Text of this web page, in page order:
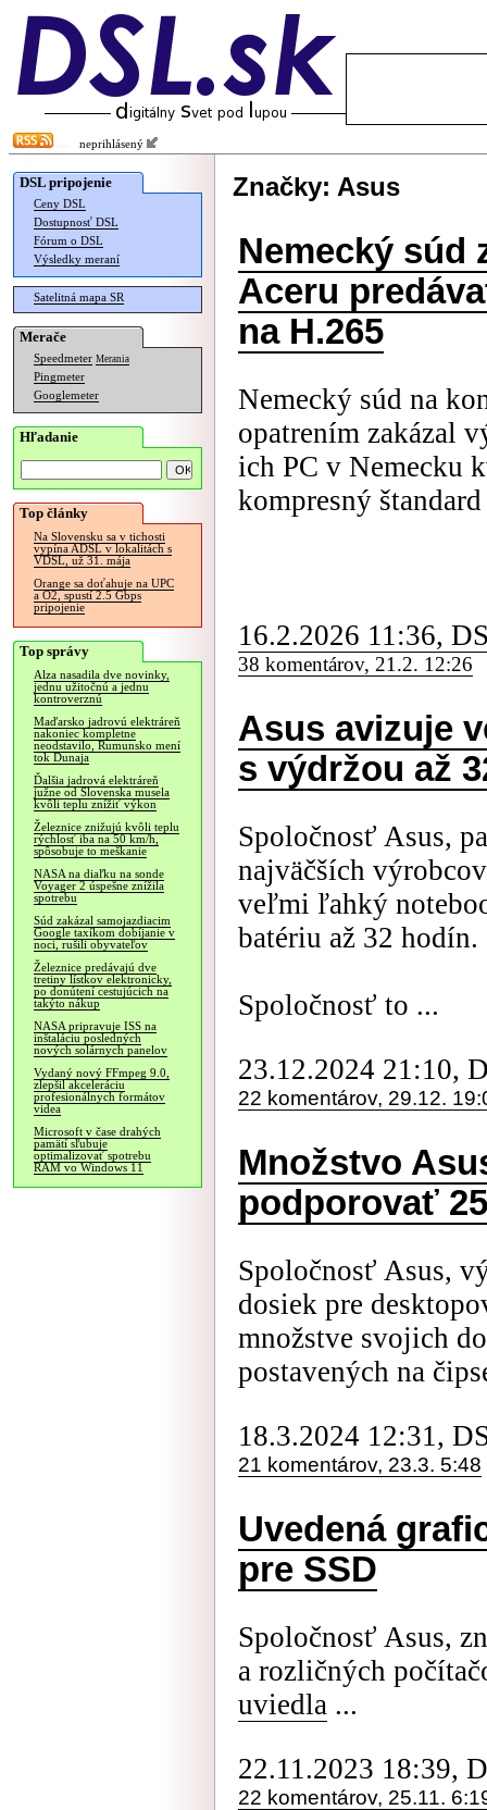
neprihlásený
DSL pripojenie
Ceny DSL
Dostupnosť DSL
Fórum o DSL
Výsledky meraní
Satelitná mapa SR
Merače
Speedmeter Merania
Pingmeter
Googlemeter
Hľadanie
Top články
Na Slovensku sa v tichosti
vypína ADSL v lokalitách s
VDSL, už 31. mája
Orange sa doťahuje na UPC
a O2, spustí 2.5 Gbps
pripojenie
Top správy
Alza nasadila dve novinky,
jednu užitočnú a jednu
kontroverznú
Maďarsko jadrovú elektráreň
nakoniec kompletne
neodstavilo, Rumunsko mení
tok Dunaja
Ďalšia jadrová elektráreň
južne od Slovenska musela
kvôli teplu znížiť výkon
Železnice znižujú kvôli teplu
rýchlosť iba na 50 km/h,
spôsobuje to meškanie
NASA na diaľku na sonde
Voyager 2 úspešne znížila
spotrebu
Súd zakázal samojazdiacim
Google taxíkom dobíjanie v
noci, rušili obyvateľov
Železnice predávajú dve
tretiny lístkov elektronicky,
po donútení cestujúcich na
takýto nákup
NASA pripravuje ISS na
inštaláciu posledných
nových solárnych panelov
Vydaný nový FFmpeg 9.0,
zlepšil akceleráciu
profesionálnych formátov
videa
Microsoft v čase drahých
pamätí sľubuje
optimalizovať spotrebu
RAM vo Windows 11
Značky: Asus
Nemecký súd
Aceru
na H.265
Nemecký súd na
opatrením zakázal
ich PC v Nemecku
kompresný
16.2.2026 11:36,
38 komentárov, 21.2. 12:26
Asus avizuje
s výdržou až
Spoločnosť Asus,
najväčších
veľmi ľahký
batériu až 32 hodín.
Spoločnosť to ...
23.12.2024 21:10,
22 komentárov, 29.12.
Množstvo
podporovať
Spoločnosť Asus,
dosiek pre
množstve svojich
postavených na
18.3.2024 12:31,
21 komentárov, 23.3. 5:48
Uvedená
pre SSD
Spoločnosť Asus,
a rozličných
uviedla ...
22.11.2023 18:39,
22 komentárov, 25.11.